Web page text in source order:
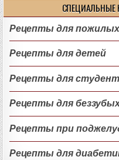
СПЕЦИАЛЬНЫЕ
Рецепты для пожилых
Рецепты для детей
Рецепты для
Рецепты для
Рецепты при
Рецепты для